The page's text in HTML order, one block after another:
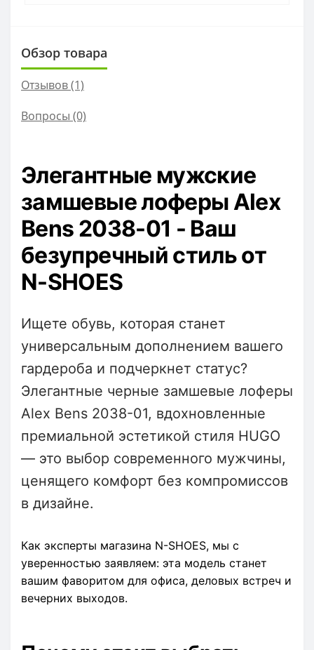
Обзор товара
Отзывов (1)
Вопросы (0)
Элегантные мужские
замшевые лоферы Alex
Bens 2038-01 - Ваш
безупречный стиль от
N-SHOES
Ищете обувь, которая станет
универсальным дополнением вашего
гардероба и подчеркнет статус?
Элегантные черные замшевые лоферы
Alex Bens 2038-01, вдохновленные
премиальной эстетикой стиля HUGO
— это выбор современного мужчины,
ценящего комфорт без компромиссов
в дизайне.
Как эксперты магазина N-SHOES, мы с
уверенностью заявляем: эта модель станет
вашим фаворитом для офиса, деловых встреч и
вечерних выходов.